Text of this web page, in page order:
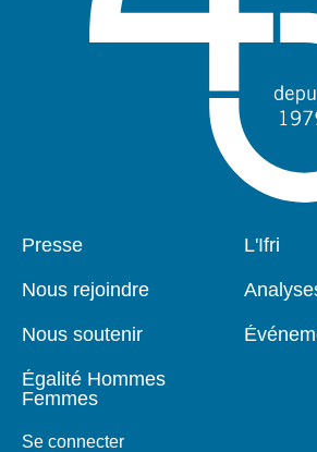
Pied
Presse
Nous rejoindre
Nous soutenir
Égalité Hommes
Femmes
Se connecter
L'Ifri